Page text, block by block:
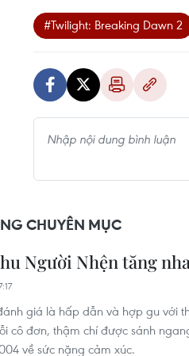
#Twilight: Breaking Dawn 2
CHUYÊN MỤC
Người Nhện tăng
giá là hấp dẫn và hợp gu với
cô đơn, thậm chí được sánh
về sức nặng cảm xúc.